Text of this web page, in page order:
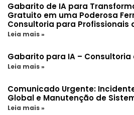
Gabarito de IA para
Gratuito em uma Poderosa
Consultoria para Profissionais
Leia mais »
Gabarito para IA – Consultoria
Leia mais »
Comunicado Urgente:
Global e Manutenção de
Leia mais »